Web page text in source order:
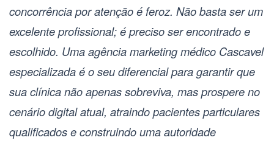
concorrência por atenção é feroz. Não basta ser um
excelente profissional; é preciso ser encontrado e
escolhido. Umaagência marketing médico Cascavel
especializada é o seu diferencial para garantir que
sua clínica não apenas sobreviva, mas prospere no
cenário digital atual, atraindo pacientes particulares
qualificados e construindo uma autoridade